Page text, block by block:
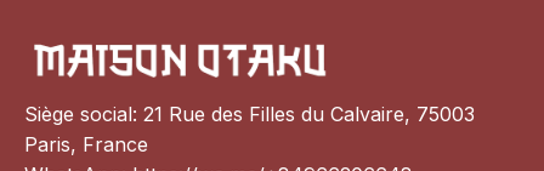
Siège social: 21 Rue des Filles du Calvaire, 75003
Paris, France